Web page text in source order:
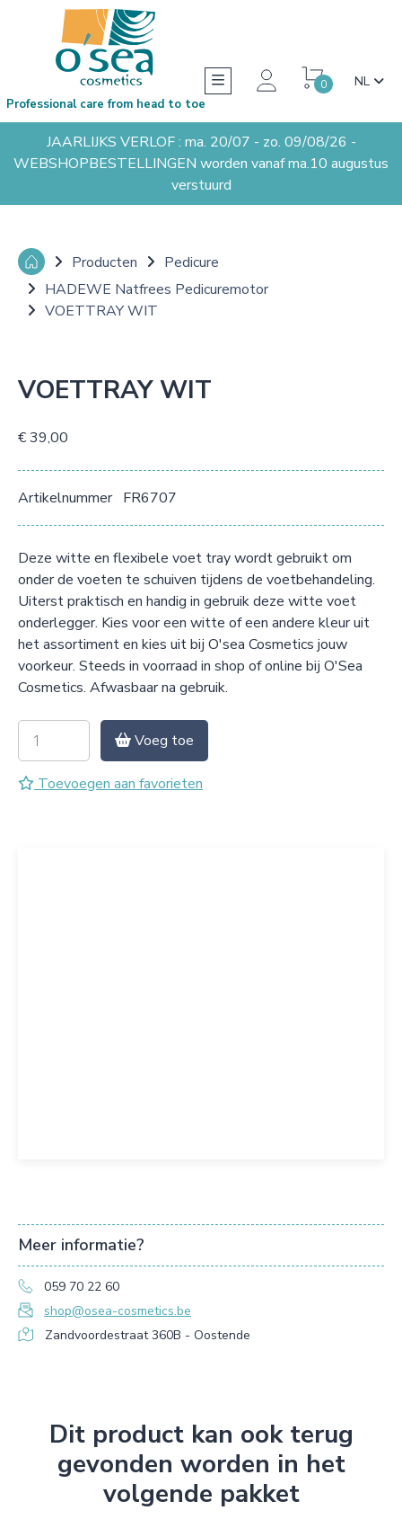
0 NL
Professional care from head to toe
JAARLIJKS VERLOF : ma. 20/07 - zo. 09/08/26 -
WEBSHOPBESTELLINGEN worden vanaf ma.10 augustus
verstuurd
Producten
Pedicure
HADEWE Natfrees Pedicuremotor
VOETTRAY WIT
Meer informatie?
059 70 22 60
shop@osea-cosmetics.be
Zandvoordestraat 360B - Oostende
VOETTRAY WIT
€ 39,00
Artikelnummer FR6707
Deze witte en flexibele voet tray wordt gebruikt om
onder de voeten te schuiven tijdens de voetbehandeling.
Uiterst praktisch en handig in gebruik deze witte voet
onderlegger. Kies voor een witte of een andere kleur uit
het assortiment en kies uit bij O'sea Cosmetics jouw
voorkeur. Steeds in voorraad in shop of online bij O'Sea
Cosmetics. Afwasbaar na gebruik.
Voeg toe
Toevoegen aan favorieten
Dit product kan ook terug
gevonden worden in het
volgende pakket